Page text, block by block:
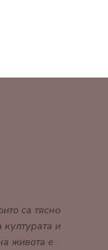
са тясно
и
живота е